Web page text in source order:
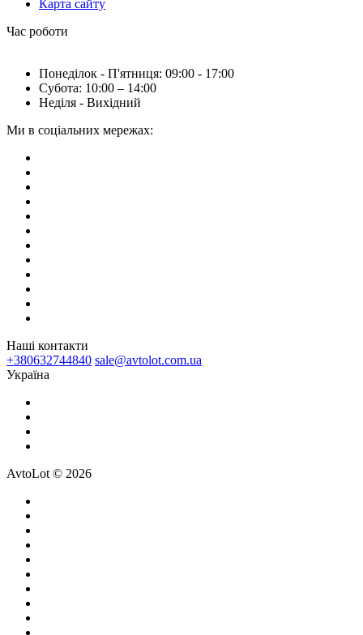
Карта сайту
Час роботи
Понеділок - П'ятниця: 09:00 - 17:00
Субота: 10:00 – 14:00
Неділя - Вихідний
Ми в соціальних мережах:
Наші контакти
+380632744840 sale@avtolot.com.ua
Українa
AvtoLot © 2026